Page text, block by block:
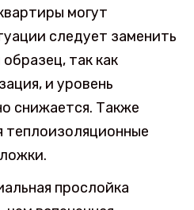
могут
следует заменить
так как
и уровень
снижается. Также
прослойка